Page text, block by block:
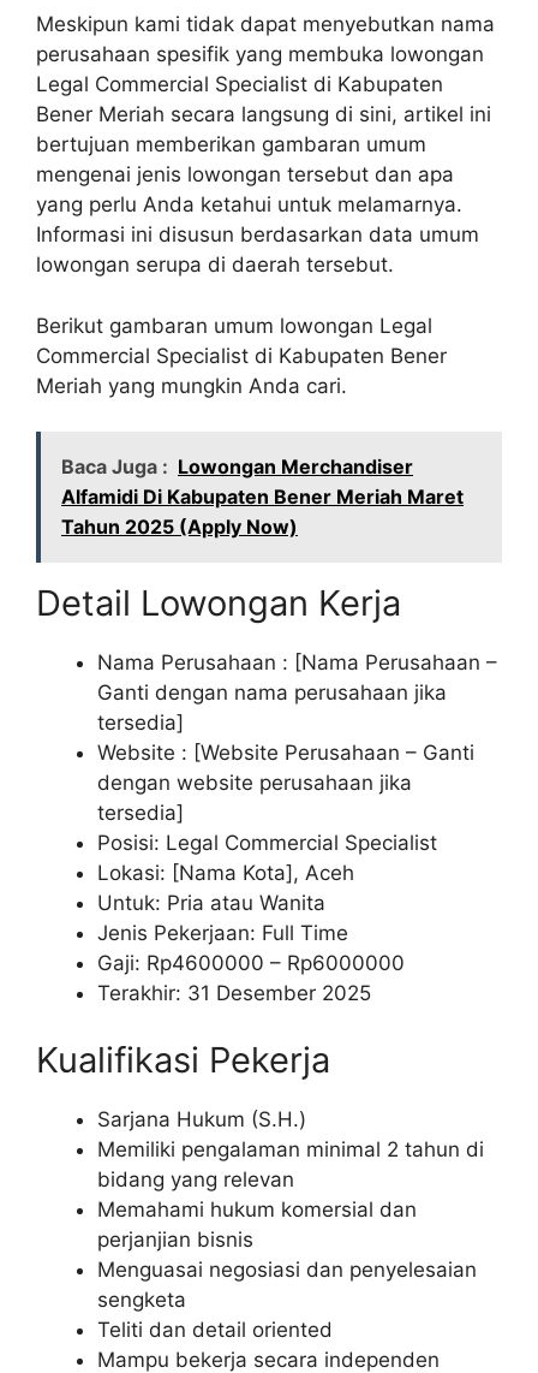
Meskipun kami tidak dapat menyebutkan nama
perusahaan spesifik yang membuka lowongan
Legal Commercial Specialist di Kabupaten
Bener Meriah secara langsung di sini, artikel ini
bertujuan memberikan gambaran umum
mengenai jenis lowongan tersebut dan apa
yang perlu Anda ketahui untuk melamarnya.
Informasi ini disusun berdasarkan data umum
lowongan serupa di daerah tersebut.
Berikut gambaran umum lowongan Legal
Commercial Specialist di Kabupaten Bener
Meriah yang mungkin Anda cari.
Baca Juga : Lowongan Merchandiser
Alfamidi Di Kabupaten Bener Meriah Maret
Tahun 2025 (Apply Now)
Detail Lowongan Kerja
Nama Perusahaan : [Nama Perusahaan –
Ganti dengan nama perusahaan jika
tersedia]
Website : [Website Perusahaan – Ganti
dengan website perusahaan jika
tersedia]
Posisi: Legal Commercial Specialist
Lokasi: [Nama Kota], Aceh
Untuk: Pria atau Wanita
Jenis Pekerjaan: Full Time
Gaji: Rp4600000 – Rp6000000
Terakhir: 31 Desember 2025
Kualifikasi Pekerja
Sarjana Hukum (S.H.)
Memiliki pengalaman minimal 2 tahun di
bidang yang relevan
Memahami hukum komersial dan
perjanjian bisnis
Menguasai negosiasi dan penyelesaian
sengketa
Teliti dan detail oriented
Mampu bekerja secara independen